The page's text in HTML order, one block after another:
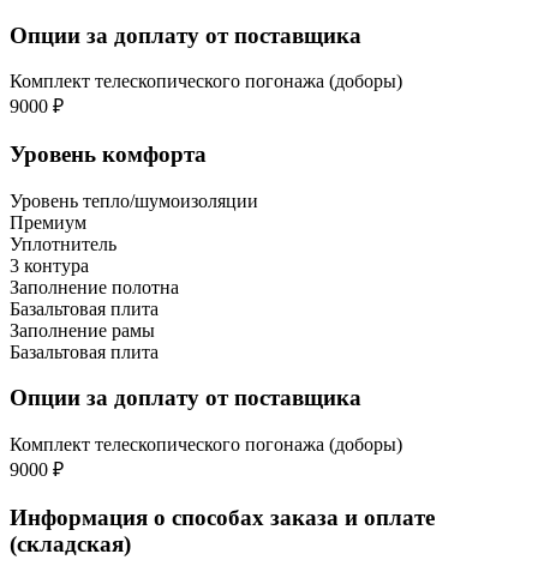
Опции за доплату от поставщика
Комплект телескопического погонажа (доборы)
9000 ₽
Уровень комфорта
Уровень тепло/шумоизоляции
Премиум
Уплотнитель
3 контура
Заполнение полотна
Базальтовая плита
Заполнение рамы
Базальтовая плита
Опции за доплату от поставщика
Комплект телескопического погонажа (доборы)
9000 ₽
Информация о способах заказа и оплате
(складская)